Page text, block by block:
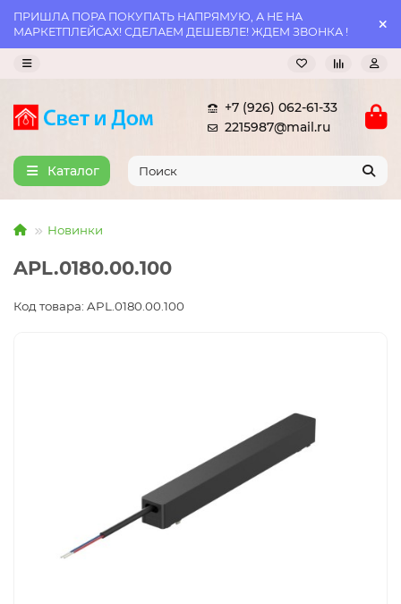
ПРИШЛА ПОРА ПОКУПАТЬ НАПРЯМУЮ, А НЕ НА
МАРКЕТПЛЕЙСАХ! СДЕЛАЕМ ДЕШЕВЛЕ! ЖДЕМ ЗВОНКА !
+7 (926) 062-61-33
2215987@mail.ru
Каталог
Новинки
APL.0180.00.100
Код товара: APL.0180.00.100